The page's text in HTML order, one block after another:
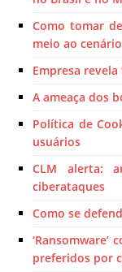
Como tomar
meio ao
Empresa revela
A ameaça dos
Política de
usuários
CLM alerta:
ciberataques
Como se
preferidos por